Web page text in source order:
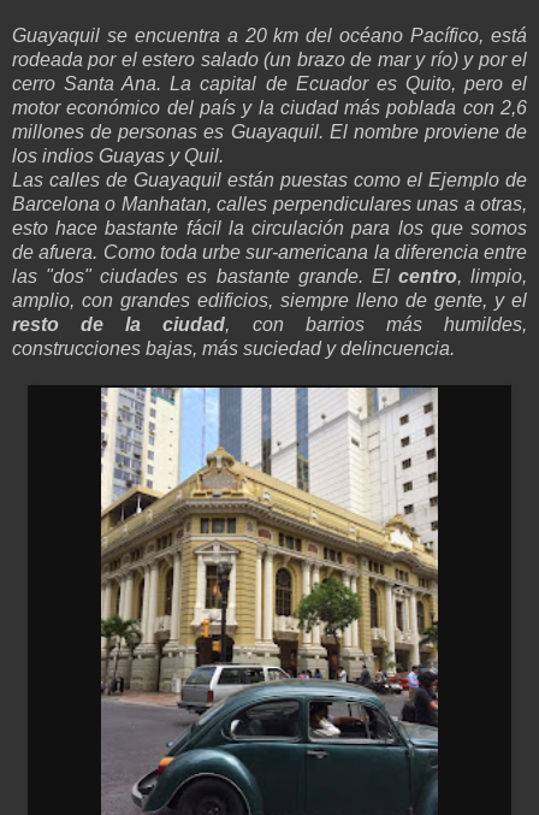
Guayaquil se encuentra a 20 km del océano Pacífico, está
rodeada por el estero salado (un brazo de mar y río) y por el
cerro Santa Ana. La capital de Ecuador es Quito, pero el
motor económico del país y la ciudad más poblada con 2,6
millones de personas es Guayaquil. El nombre proviene de
los indios Guayas y Quil.
Las calles de Guayaquil están puestas como el Ejemplo de
Barcelona o Manhatan, calles perpendiculares unas a otras,
esto hace bastante fácil la circulación para los que somos
de afuera. Como toda urbe sur-americana la diferencia entre
las "dos" ciudades es bastante grande. El centro, limpio,
amplio, con grandes edificios, siempre lleno de gente, y el
resto de la ciudad, con barrios más humildes,
construcciones bajas, más suciedad y delincuencia.